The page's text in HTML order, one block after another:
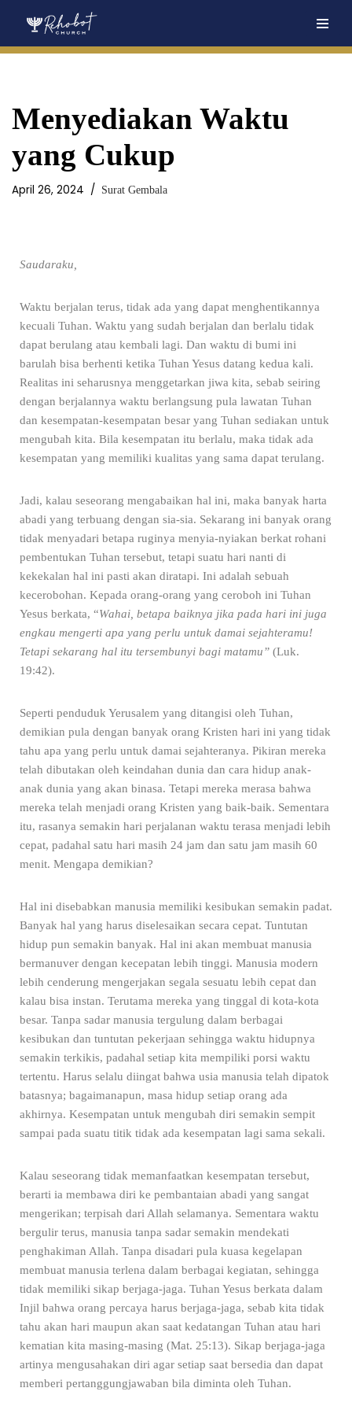
Menyediakan Waktu
yang Cukup
April 26, 2024 Surat Gembala
Saudaraku,
Waktu berjalan terus, tidak ada yang dapat menghentikannya
kecuali Tuhan. Waktu yang sudah berjalan dan berlalu tidak
dapat berulang atau kembali lagi. Dan waktu di bumi ini
barulah bisa berhenti ketika Tuhan Yesus datang kedua kali.
Realitas ini seharusnya menggetarkan jiwa kita, sebab seiring
dengan berjalannya waktu berlangsung pula lawatan Tuhan
dan kesempatan-kesempatan besar yang Tuhan sediakan untuk
mengubah kita. Bila kesempatan itu berlalu, maka tidak ada
kesempatan yang memiliki kualitas yang sama dapat terulang.
Jadi, kalau seseorang mengabaikan hal ini, maka banyak harta
abadi yang terbuang dengan sia-sia. Sekarang ini banyak orang
tidak menyadari betapa ruginya menyia-nyiakan berkat rohani
pembentukan Tuhan tersebut, tetapi suatu hari nanti di
kekekalan hal ini pasti akan diratapi. Ini adalah sebuah
kecerobohan. Kepada orang-orang yang ceroboh ini Tuhan
Yesus berkata, “Wahai, betapa baiknya jika pada hari ini juga
engkau mengerti apa yang perlu untuk damai sejahteramu!
Tetapi sekarang hal itu tersembunyi bagi matamu” (Luk.
19:42).
Seperti penduduk Yerusalem yang ditangisi oleh Tuhan,
demikian pula dengan banyak orang Kristen hari ini yang tidak
tahu apa yang perlu untuk damai sejahteranya. Pikiran mereka
telah dibutakan oleh keindahan dunia dan cara hidup anak-
anak dunia yang akan binasa. Tetapi mereka merasa bahwa
mereka telah menjadi orang Kristen yang baik-baik. Sementara
itu, rasanya semakin hari perjalanan waktu terasa menjadi lebih
cepat, padahal satu hari masih 24 jam dan satu jam masih 60
menit. Mengapa demikian?
Hal ini disebabkan manusia memiliki kesibukan semakin padat.
Banyak hal yang harus diselesaikan secara cepat. Tuntutan
hidup pun semakin banyak. Hal ini akan membuat manusia
bermanuver dengan kecepatan lebih tinggi. Manusia modern
lebih cenderung mengerjakan segala sesuatu lebih cepat dan
kalau bisa instan. Terutama mereka yang tinggal di kota-kota
besar. Tanpa sadar manusia tergulung dalam berbagai
kesibukan dan tuntutan pekerjaan sehingga waktu hidupnya
semakin terkikis, padahal setiap kita mempiliki porsi waktu
tertentu. Harus selalu diingat bahwa usia manusia telah dipatok
batasnya; bagaimanapun, masa hidup setiap orang ada
akhirnya. Kesempatan untuk mengubah diri semakin sempit
sampai pada suatu titik tidak ada kesempatan lagi sama sekali.
Kalau seseorang tidak memanfaatkan kesempatan tersebut,
berarti ia membawa diri ke pembantaian abadi yang sangat
mengerikan; terpisah dari Allah selamanya. Sementara waktu
bergulir terus, manusia tanpa sadar semakin mendekati
penghakiman Allah. Tanpa disadari pula kuasa kegelapan
membuat manusia terlena dalam berbagai kegiatan, sehingga
tidak memiliki sikap berjaga-jaga. Tuhan Yesus berkata dalam
Injil bahwa orang percaya harus berjaga-jaga, sebab kita tidak
tahu akan hari maupun akan saat kedatangan Tuhan atau hari
kematian kita masing-masing (Mat. 25:13). Sikap berjaga-jaga
artinya mengusahakan diri agar setiap saat bersedia dan dapat
memberi pertanggungjawaban bila diminta oleh Tuhan.